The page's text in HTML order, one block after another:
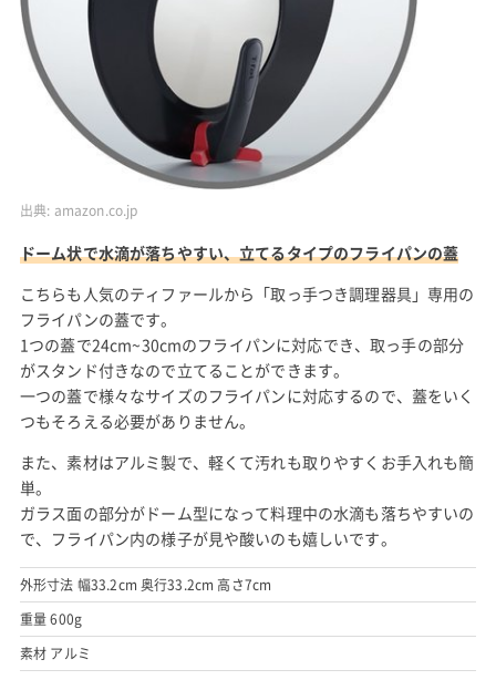
出典: amazon.co.jp
ドーム状で水滴が落ちやすい、立てるタイプのフライパンの蓋
こちらも人気のティファールから「取っ手つき調理器具」専用の
フライパンの蓋です。
1つの蓋で24cm~30cmのフライパンに対応でき、取っ手の部分
がスタンド付きなので立てることができます。
一つの蓋で様々なサイズのフライパンに対応するので、蓋をいく
つもそろえる必要がありません。
また、素材はアルミ製で、軽くて汚れも取りやすくお手入れも簡
単。
ガラス面の部分がドーム型になって料理中の水滴も落ちやすいの
で、フライパン内の様子が見や酸いのも嬉しいです。
外形寸法 幅33.2cm 奥行33.2cm 高さ7cm
重量 600g
素材 アルミ